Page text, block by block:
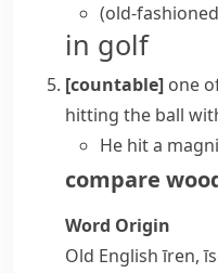
(old-
in golf
[countable] one
hitting the ball
He hit a
compare
Word Origin
Old Englishīren,